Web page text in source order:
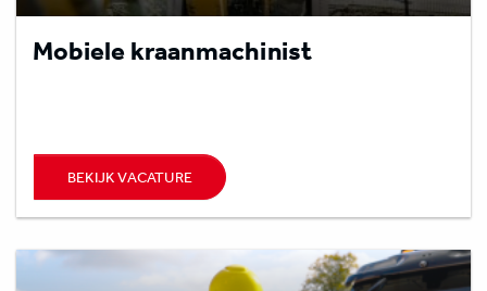
Mobiele kraanmachinist
BEKIJK VACATURE